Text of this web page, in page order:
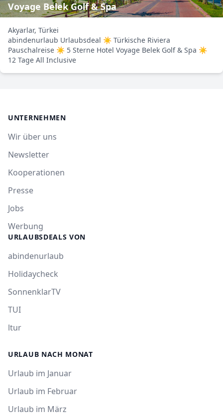
Voyage Belek Golf & Spa
Akyarlar, Türkei
abindenurlaub Urlaubsdeal ☀ Türkische Riviera
Pauschalreise ☀ 5 Sterne Hotel Voyage Belek Golf & Spa ☀
12 Tage All Inclusive
UNTERNEHMEN
Wir über uns
Newsletter
Kooperationen
Presse
Jobs
Werbung
URLAUBSDEALS VON
abindenurlaub
Holidaycheck
SonnenklarTV
TUI
ltur
URLAUB NACH MONAT
Urlaub im Januar
Urlaub im Februar
Urlaub im März